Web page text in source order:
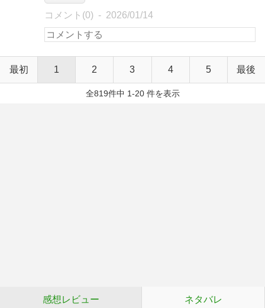
コメント(0) 2026/01/14
最初 1 2 3 4 5 最後
全819件中 1-20 件を表示
感想レビュー ネタバレ